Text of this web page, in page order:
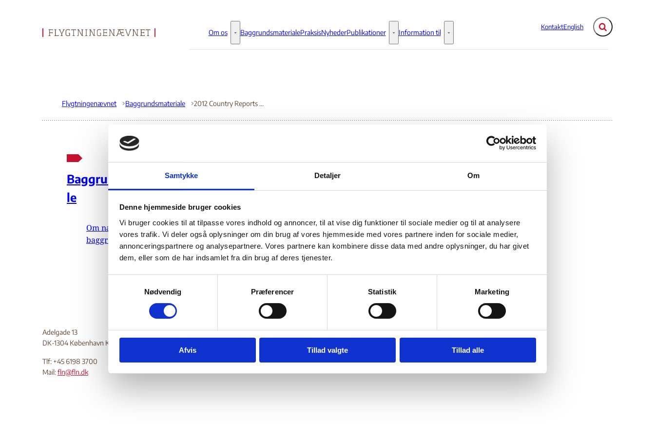
Samtykke Detaljer Om
Denne hjemmeside bruger cookies
Vi bruger cookies til at tilpasse vores indhold og annoncer, til at vise dig funktioner til sociale medier og til at analysere
vores trafik. Vi deler også oplysninger om din brug af vores hjemmeside med vores partnere inden for sociale medier,
annonceringspartnere og analysepartnere. Vores partnere kan kombinere disse data med andre oplysninger, du har givet
dem, eller som de har indsamlet fra din brug af deres tjenester.
v
Nødvendig Præferencer Statistik Marketing
Afvis Tillad valgte Tillad alle
Gå til forsiden
KontaktEnglish Fold søgefelt ud
Om os Om os - Flere links
BaggrundsmaterialePraksisNyhederPublikationer Publikationer - Flere links
Information til Information til - Flere links
Flygtningenævnet Baggrundsmateriale 2012 Country Reports on Human Rights Practices
Baggrundsmateria
le
Om nævnets
baggrundsmateriale
2012 Country Reports on
Human Rights Practices
19.05.2013 Bilag 61US Department of State (USDoS)Togo (II)
Download
Adelgade 13
DK-1304 København K
Tlf: +45 6198 3700
Mail:fln@fln.dk
Digital Post - Borger
Tilgængelighedserklæring
Relevante links